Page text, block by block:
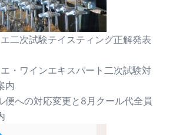
二次試験テイスティング正解発表
・ワインエキスパート二次試験対
内
便への対応変更と8月クール代全員